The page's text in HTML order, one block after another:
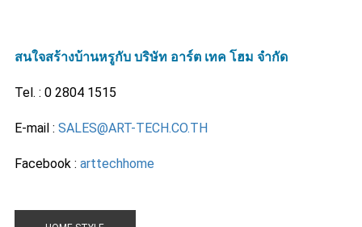
สนใจสร้างบ้านหรูกับ บริษัท อาร์ต เทค โฮม จำกัด
Tel. : 0 2804 1515
E-mail : SALES@ART-TECH.CO.TH
Facebook : arttechhome